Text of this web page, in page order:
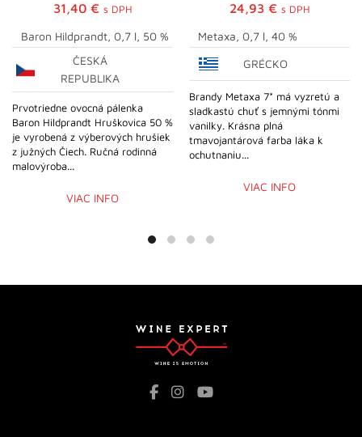
31,40 € s DPH
Baron Hildprandt, 0,7 l, 50 %
ČESKÁ
REPUBLIKA
Prvotriedne ovocná pálenka
Baron Hildprandt Hruškovica 50 %
je vyrobená z výberových hrušiek
z južných Čiech. Ručná rodinná
malovýroba...
VIAC INFO
24,93 € s DPH
Metaxa, 0,7 l, 40 %
GRÉCKO
Brandy Metaxa 7* má vyzretú a
sladkastú chuť s jemnými tónmi
vanilky. Krásna plná
tmavojantárová farba láka k
ochutnaniu...
VIAC INFO